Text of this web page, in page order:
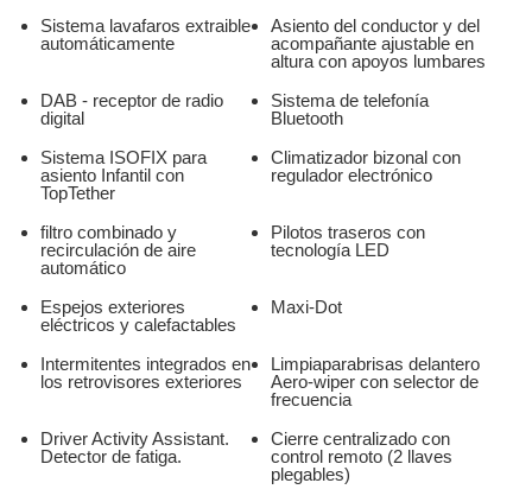
Sistema lavafaros extraible
automáticamente
Asiento del conductor y del
acompañante ajustable en
altura con apoyos lumbares
DAB - receptor de radio
digital
Sistema de telefonía
Bluetooth
Sistema ISOFIX para
asiento Infantil con
TopTether
Climatizador bizonal con
regulador electrónico
filtro combinado y
recirculación de aire
automático
Pilotos traseros con
tecnología LED
Espejos exteriores
eléctricos y calefactables
Maxi-Dot
Intermitentes integrados en
los retrovisores exteriores
Limpiaparabrisas delantero
Aero-wiper con selector de
frecuencia
Driver Activity Assistant.
Detector de fatiga.
Cierre centralizado con
control remoto (2 llaves
plegables)